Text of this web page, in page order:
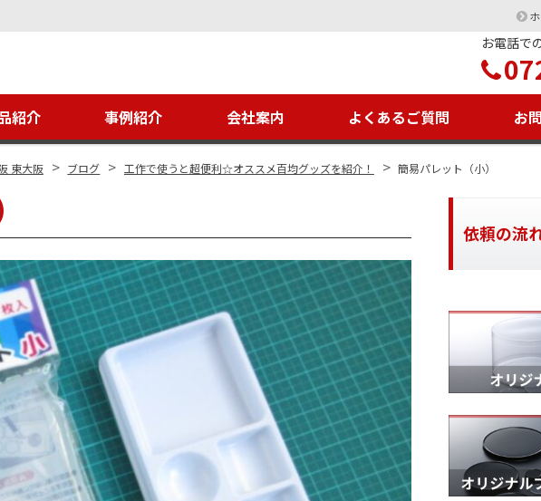
お電話で
紹介 事例紹介 会社案内 よくあるご質問 お
東大阪 > ブログ > 工作で使うと超便利☆オススメ百均グッズを紹介！ > 簡易パレット（小）
依頼の流